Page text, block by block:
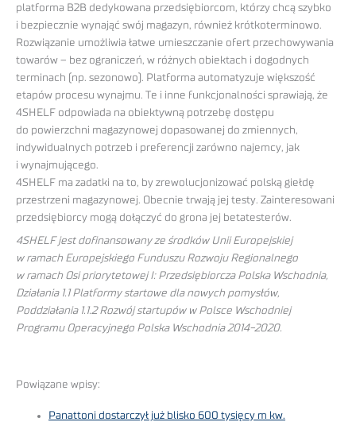
platforma B2B dedykowana przedsiębiorcom, którzy chcą szybko
i bezpiecznie wynająć swój magazyn, również krótkoterminowo.
Rozwiązanie umożliwia łatwe umieszczanie ofert przechowywania
towarów – bez ograniczeń, w różnych obiektach i dogodnych
terminach (np. sezonowo). Platforma automatyzuje większość
etapów procesu wynajmu. Te i inne funkcjonalności sprawiają, że
4SHELF odpowiada na obiektywną potrzebę dostępu
do powierzchni magazynowej dopasowanej do zmiennych,
indywidualnych potrzeb i preferencji zarówno najemcy, jak
i wynajmującego.
4SHELF ma zadatki na to, by zrewolucjonizować polską giełdę
przestrzeni magazynowej. Obecnie trwają jej testy. Zainteresowani
przedsiębiorcy mogą dołączyć do grona jej betatesterów.
4SHELF jest dofinansowany ze środków Unii Europejskiej
w ramach Europejskiego Funduszu Rozwoju Regionalnego
w ramach Osi priorytetowej I: Przedsiębiorcza Polska Wschodnia,
Działania 1.1 Platformy startowe dla nowych pomysłów,
Poddziałania 1.1.2 Rozwój startupów w Polsce Wschodniej
Programu Operacyjnego Polska Wschodnia 2014-2020.
Powiązane wpisy:
Panattoni dostarczył już blisko 600 tysięcy m kw.